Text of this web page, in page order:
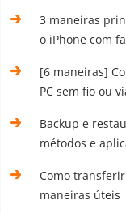
3 maneiras
o iPhone com
[6 maneiras]
PC sem fio ou
Backup e
métodos e
Como
maneiras úteis